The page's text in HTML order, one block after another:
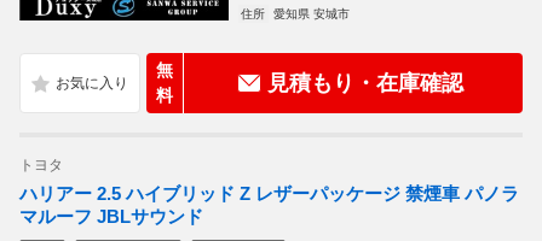
住所
愛知県 安城市
無
料
見積もり・在庫確認
トヨタ
ハリアー 2.5 ハイブリッド Z レザーパッケージ 禁煙車 パノラ
マルーフ JBLサウンド